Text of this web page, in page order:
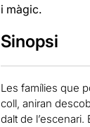
i màgic.
Sinopsi
Les famílies que
coll, aniran
dalt de